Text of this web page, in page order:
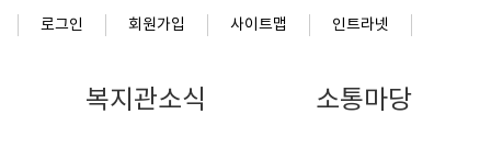
로그인 회원가입 사이트맵 인트라넷
복지관소식 소통마당